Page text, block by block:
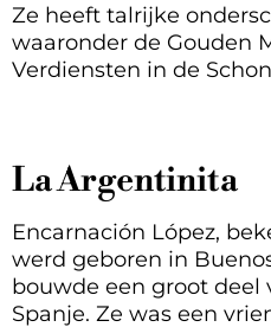
Ze heeft talrijke
waaronder de Gouden
Verdiensten in de
La Argentinita
Encarnación López,
werd geboren in
bouwde een groot deel
Spanje. Ze was een